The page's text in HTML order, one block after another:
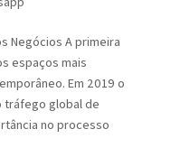
Negócios A primeira
espaços mais
Em 2019 o
tráfego global de
no processo